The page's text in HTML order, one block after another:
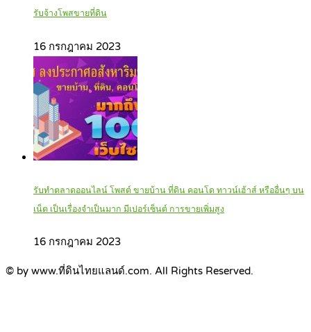
รับจ้างโพสขายที่ดิน
16 กรกฎาคม 2023
รับทำตลาดออนไลน์ โพสต์ ขายบ้าน ที่ดิน คอนโด ทาวน์เฮ้าส์ หรืออื่นๆ บน
เน็ต เป็นเรื่องจำเป็นมาก มีเปอร์เซ็นต์ การขายเพิ่มสูง
16 กรกฎาคม 2023
© by www.ที่ดินไทยแลนด์.com. All Rights Reserved.